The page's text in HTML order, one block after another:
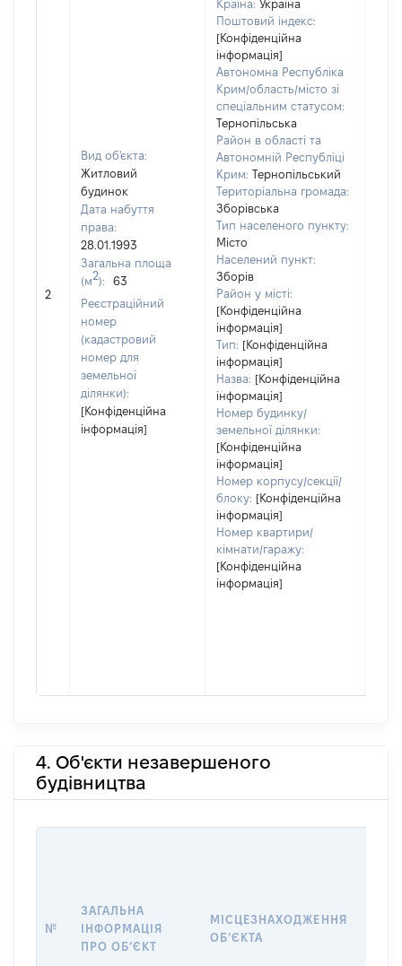
2
Вид об'єкта:
Житловий
будинок
Дата набуття
права:
28.01.1993
Загальна площа
(м2):
63
Реєстраційний
номер
(кадастровий
номер для
земельної
ділянки):
[Конфіденційна
інформація]
Країна: Україна
Поштовий індекс:
[Конфіденційна
інформація]
Автономна Республіка
Крим/область/місто зі
спеціальним статусом:
Тернопільська
Район в області та
Автономній Республіці
Крим: Тернопільський
Територіальна громада:
Зборівська
Тип населеного пункту:
Місто
Населений пункт:
Зборів
Район у місті:
[Конфіденційна
інформація]
Тип: [Конфіденційна
інформація]
Назва: [Конфіденційна
інформація]
Номер будинку/
земельної ділянки:
[Конфіденційна
інформація]
Номер корпусу/секції/
блоку: [Конфіденційна
інформація]
Номер квартири/
кімнати/гаражу:
[Конфіденційна
інформація]
4. Об'єкти незавершеного
будівництва
№
ЗАГАЛЬНА
ІНФОРМАЦІЯ
ПРО ОБʼЄКТ
МІСЦЕЗНАХОДЖЕННЯ
ОБʼЄКТА